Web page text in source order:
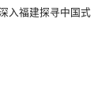
入福建探寻中国式